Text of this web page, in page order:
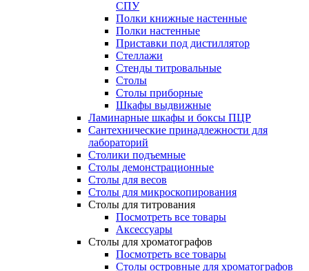
СПУ
Полки книжные настенные
Полки настенные
Приставки под дистиллятор
Стеллажи
Стенды титровальные
Столы
Столы приборные
Шкафы выдвижные
Ламинарные шкафы и боксы ПЦР
Сантехнические принадлежности для
лабораторий
Столики подъемные
Столы демонстрационные
Столы для весов
Столы для микроскопирования
Столы для титрования
Посмотреть все товары
Аксессуары
Столы для хроматографов
Посмотреть все товары
Столы островные для хроматографов